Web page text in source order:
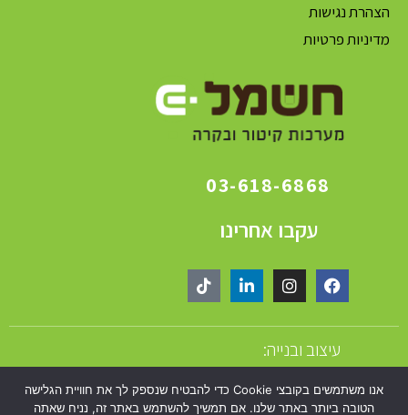
הצהרת נגישות
מדיניות פרטיות
03-618-6868
עקבו אחרינו
עיצוב ובנייה:
אנו משתמשים בקובצי Cookie כדי להבטיח שנספק לך את חוויית הגלישה
הטובה ביותר באתר שלנו. אם תמשיך להשתמש באתר זה, נניח שאתה